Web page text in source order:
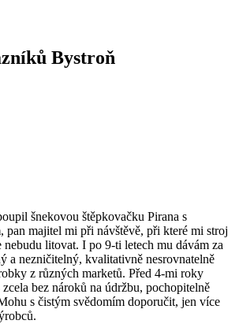
Bystroň
šnekovou štěpkovačku Pirana s
pan majitel mi při návštěvě, při které mi stroj
nebudu litovat. I po 9-ti letech mu dávám za
a nezničitelný, kvalitativně nesrovnatelně
z různých marketů. Před 4-mi roky
bez nároků na údržbu, pochopitelně
s čistým svědomím doporučit, jen více